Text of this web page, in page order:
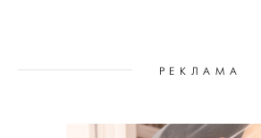
РЕКЛАМА